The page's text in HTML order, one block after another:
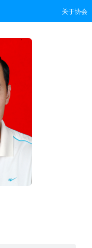
关于协会